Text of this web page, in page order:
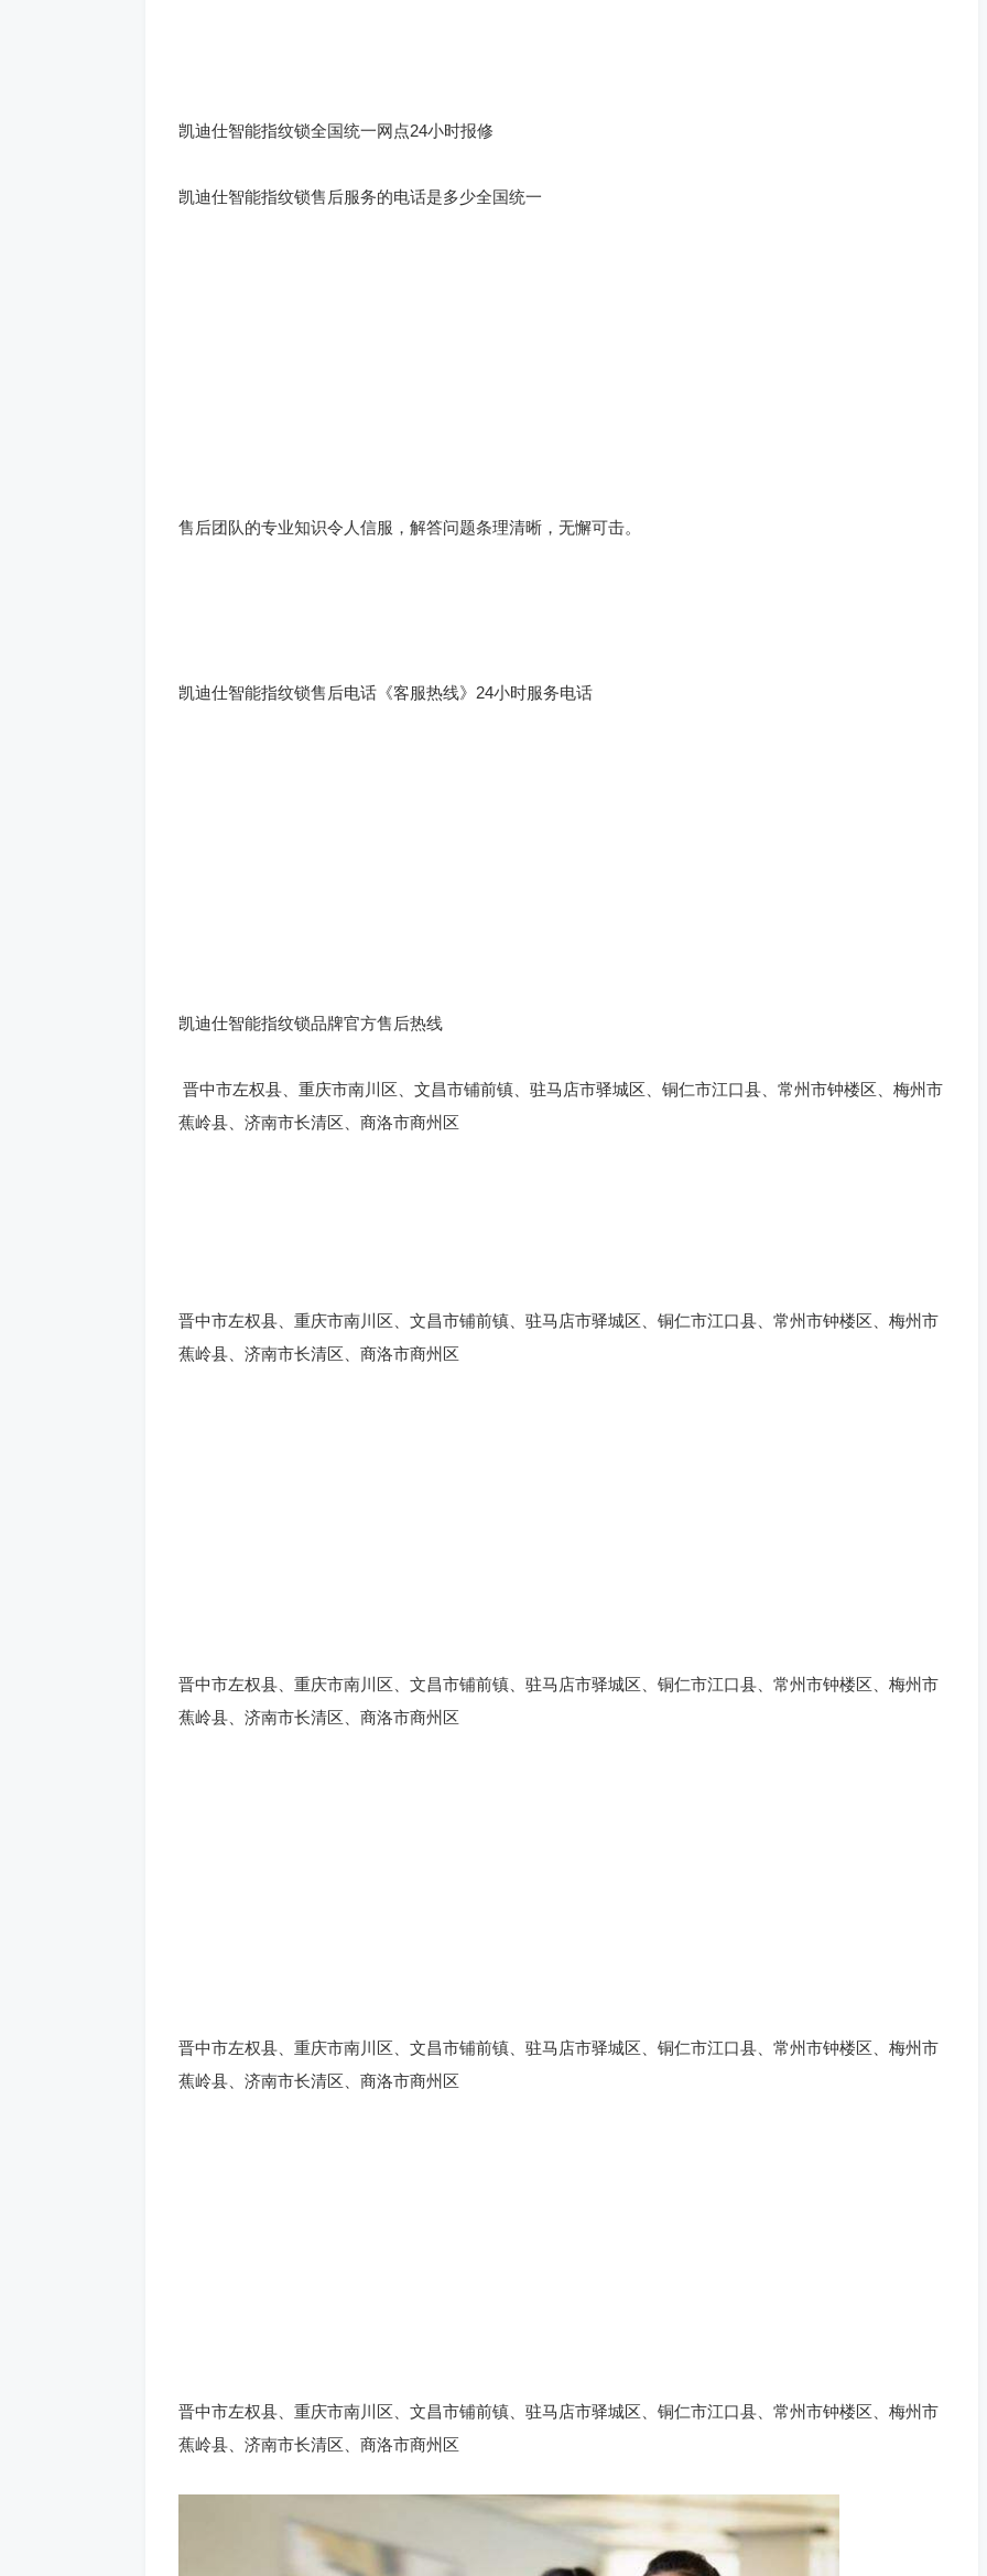
凯迪仕智能指纹锁全国统一网点24小时报修
凯迪仕智能指纹锁售后服务的电话是多少全国统一
售后团队的专业知识令人信服，解答问题条理清晰，无懈可击。
凯迪仕智能指纹锁售后电话《客服热线》24小时服务电话
凯迪仕智能指纹锁品牌官方售后热线
晋中市左权县、重庆市南川区、文昌市铺前镇、驻马店市驿城区、铜仁市江口县、常州市钟楼区、梅州市
蕉岭县、济南市长清区、商洛市商州区
晋中市左权县、重庆市南川区、文昌市铺前镇、驻马店市驿城区、铜仁市江口县、常州市钟楼区、梅州市
蕉岭县、济南市长清区、商洛市商州区
晋中市左权县、重庆市南川区、文昌市铺前镇、驻马店市驿城区、铜仁市江口县、常州市钟楼区、梅州市
蕉岭县、济南市长清区、商洛市商州区
晋中市左权县、重庆市南川区、文昌市铺前镇、驻马店市驿城区、铜仁市江口县、常州市钟楼区、梅州市
蕉岭县、济南市长清区、商洛市商州区
晋中市左权县、重庆市南川区、文昌市铺前镇、驻马店市驿城区、铜仁市江口县、常州市钟楼区、梅州市
蕉岭县、济南市长清区、商洛市商州区